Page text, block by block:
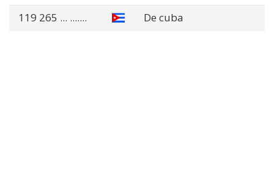
119 265 ... ....... De cuba